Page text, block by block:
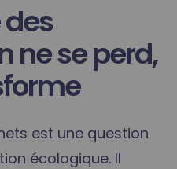
ne se perd,
est une question
écologique. Il